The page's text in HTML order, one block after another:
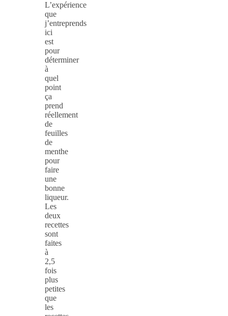
L’expérience
que
j’entreprends
ici
est
pour
déterminer
à
quel
point
ça
prend
réellement
de
feuilles
de
menthe
pour
faire
une
bonne
liqueur.
Les
deux
recettes
sont
faites
à
2,5
fois
plus
petites
que
les